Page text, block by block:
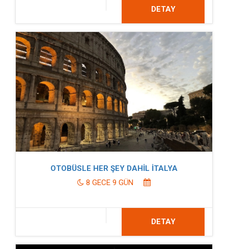
DETAY
OTOBÜSLE HER ŞEY DAHİL İTALYA
8 GECE 9 GÜN
DETAY